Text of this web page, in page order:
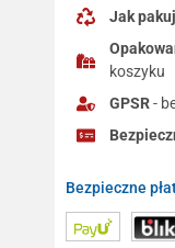
Jak
koszyku
GPSR-
Bezpieczne